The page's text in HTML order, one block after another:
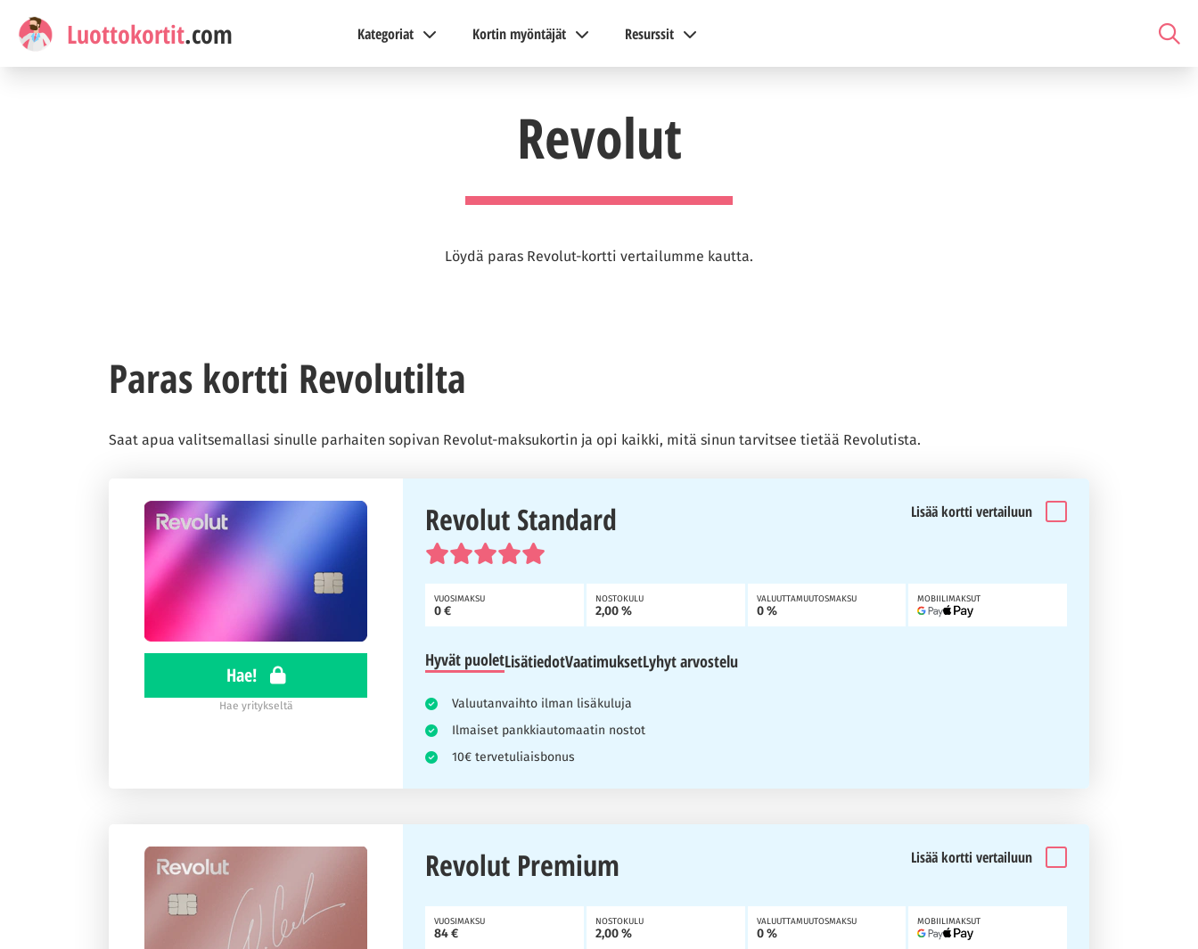
Luottokortit.com Kategoriat Kortin myöntäjät Resurssit
Revolut
Löydä paras Revolut-kortti vertailumme kautta.
Paras kortti Revolutilta
Saat apua valitsemallasi sinulle parhaiten sopivan Revolut-maksukortin ja opi kaikki, mitä sinun tarvitsee tietää Revolutista.
Hae!
Hae yritykseltä
Revolut Standard Lisää kortti vertailuun
VUOSIMAKSU
0 €
NOSTOKULU
2,00 %
VALUUTTAMUUTOSMAKSU
0 %
MOBIILIMAKSUT
Hyvät puoletLisätiedotVaatimuksetLyhyt arvostelu
Valuutanvaihto ilman lisäkuluja
Ilmaiset pankkiautomaatin nostot
10€ tervetuliaisbonus
Revolut Premium Lisää kortti vertailuun
VUOSIMAKSU
84 €
NOSTOKULU
2,00 %
VALUUTTAMUUTOSMAKSU
0 %
MOBIILIMAKSUT